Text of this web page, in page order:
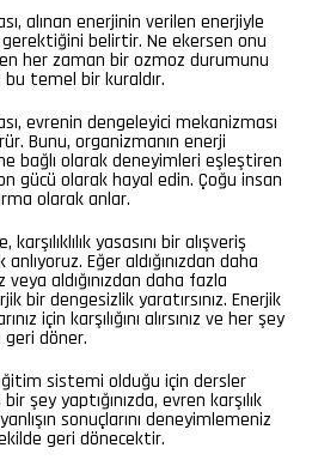
alınan enerjinin verilen enerjiyle
belirtir. Ne ekersen onu
her zaman bir ozmoz durumunu
temel bir kuraldır.
evrenin dengeleyici mekanizması
Bunu, organizmanın enerji
bağlı olarak deneyimleri eşleştiren
gücü olarak hayal edin. Çoğu insan
olarak anlar.
yasasını bir alışveriş
Eğer aldığınızdan daha
aldığınızdan daha fazla
bir dengesizlik yaratırsınız. Enerjik
için karşılığını alırsınız ve her şey
döner.
sistemi olduğu için dersler
bir şey yaptığınızda, evren karşılık
sonuçlarını deneyimlemeniz
geri dönecektir.